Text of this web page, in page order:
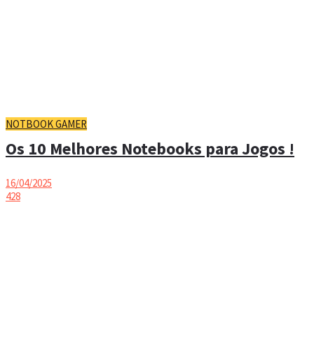
NOTBOOK GAMER
Os 10 Melhores Notebooks para Jogos !
16/04/2025
428